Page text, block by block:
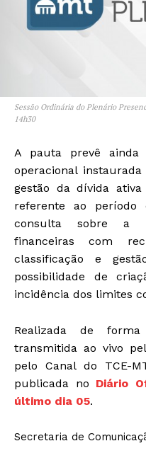
Sessão Ordinária do Plenário
14h30
A pauta prevê ainda
operacional
gestão da dívida
referente ao
consulta sobre a
financeiras com
classificação e
possibilidade de
incidência dos limites
Realizada de
transmitida ao vivo
pelo Canal do TCE-
publicada no Diário
último dia 05.
Secretaria de